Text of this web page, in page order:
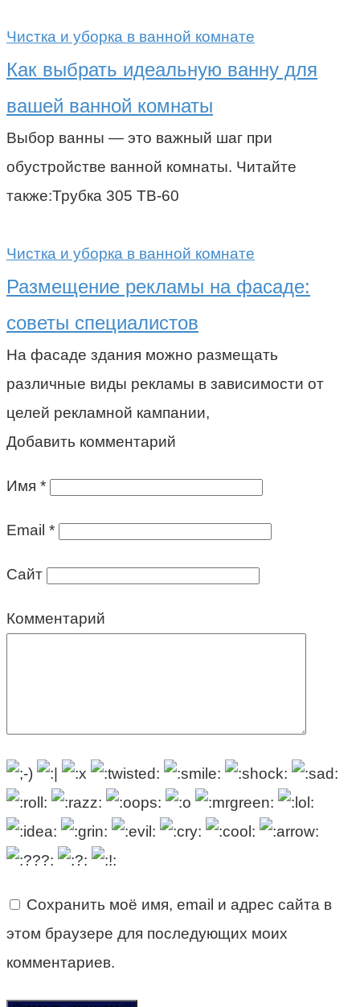
Чистка и уборка в ванной комнате
Как выбрать идеальную ванну для
вашей ванной комнаты
Выбор ванны — это важный шаг при
обустройстве ванной комнаты. Читайте
также:Трубка 305 ТВ-60
Чистка и уборка в ванной комнате
Размещение рекламы на фасаде:
советы специалистов
На фасаде здания можно размещать
различные виды рекламы в зависимости от
целей рекламной кампании,
Добавить комментарий
Имя *
Email *
Сайт
Комментарий
Сохранить моё имя, email и адрес сайта в
этом браузере для последующих моих
комментариев.